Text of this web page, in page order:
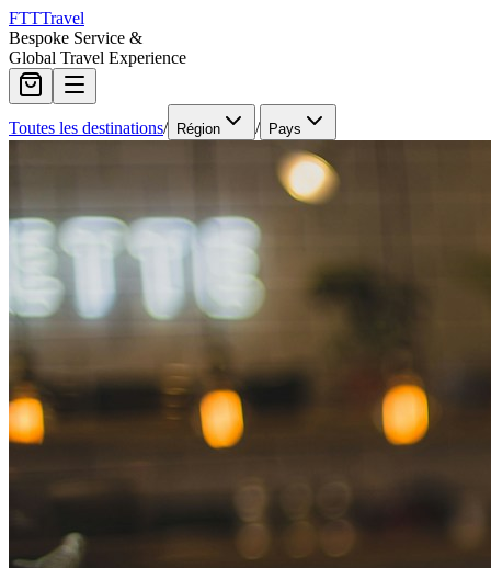
FTTTravel
Bespoke Service &
Global Travel Experience
Toutes les destinations/ Région / Pays